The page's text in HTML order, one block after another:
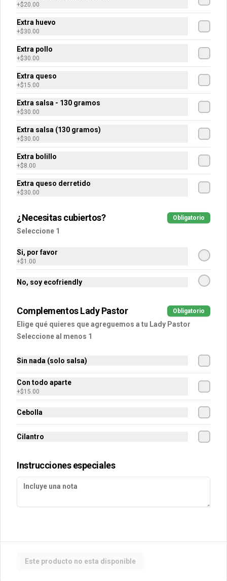
Extra Queso
$15.00
Extra Queso Derretido
prepare de alguna otra manera por
favor de indicar en los comentarios.
Conócenos
+$20.00
Extra huevo
+$30.00
Extra pollo
+$30.00
Extra queso
+$15.00
Extra salsa - 130 gramos
+$30.00
Extra salsa (130 gramos)
+$30.00
Extra bolillo
+$8.00
Extra queso derretido
+$30.00
¿Necesitas cubiertos? Obligatorio
Seleccione 1
Si, por favor
+$1.00
No, soy ecofriendly
Complementos Lady Pastor Obligatorio
Elige qué quieres que agreguemos a tu Lady Pastor
Seleccione al menos 1
Sin nada (solo salsa)
Con todo aparte
+$15.00
Cebolla
Cilantro
Instrucciones especiales
Este producto no esta disponible